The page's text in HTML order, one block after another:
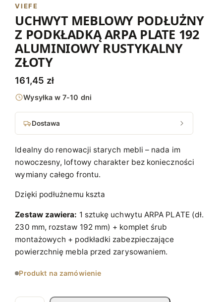
VIEFE
UCHWYT MEBLOWY PODŁUŻNY
Z PODKŁADKĄ ARPA PLATE 192
ALUMINIOWY RUSTYKALNY
ZŁOTY
161,45 zł
Wysyłka w 7-10 dni
Dostawa
Idealny do renowacji starych mebli – nada im
nowoczesny, loftowy charakter bez konieczności
wymiany całego frontu.
Dzięki podłużnemu kszta
Zestaw zawiera: 1 sztukę uchwytu ARPA PLATE (dł.
230 mm, rozstaw 192 mm) + komplet śrub
montażowych + podkładki zabezpieczające
powierzchnię mebla przed zarysowaniem.
Produkt na zamówienie